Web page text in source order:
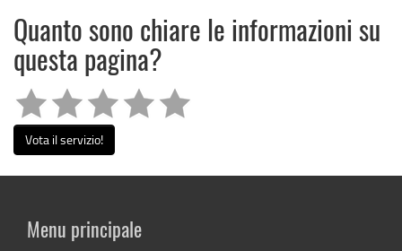
Quanto sono chiare le informazioni su
questa pagina?
Vota il servizio!
Menu principale